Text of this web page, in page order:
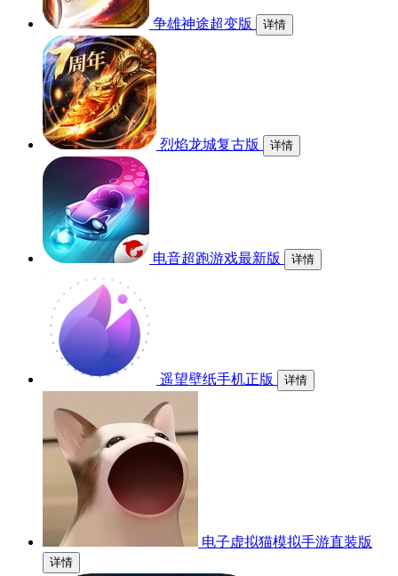
争雄神途超变版 详情
烈焰龙城复古版 详情
电音超跑游戏最新版 详情
遥望壁纸手机正版 详情
电子虚拟猫模拟手游直装版
详情